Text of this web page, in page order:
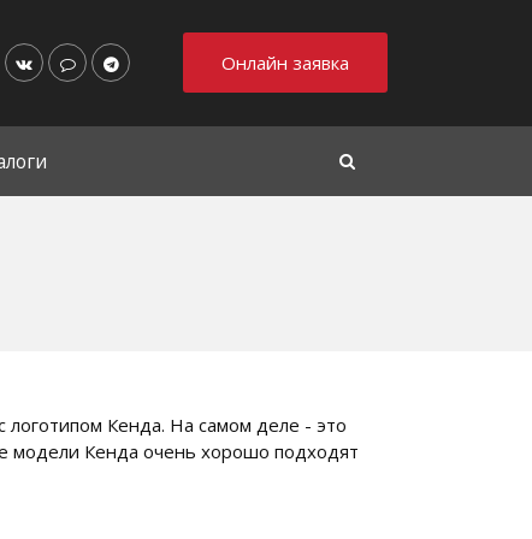
Онлайн заявка
Кенда. На самом деле - это
модели Кенда очень хорошо подходят